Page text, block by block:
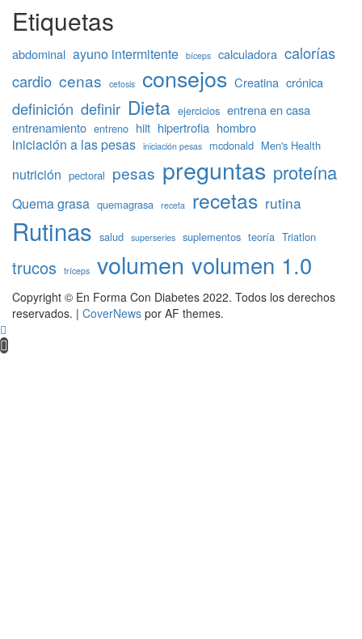
Etiquetas
abdominal ayuno intermitente bíceps calculadora calorías
cardio cenas cetosis consejos Creatina crónica
definición definir Dieta ejercicios entrena en casa
entrenamiento entreno hiit hipertrofia hombro
iniciación a las pesas iniciación pesas mcdonald Men's Health
nutrición pectoral pesas preguntas proteína
Quema grasa quemagrasa receta recetas rutina
Rutinas salud superseries suplementos teoría Triatlon
trucos tríceps volumen volumen 1.0
Copyright © En Forma Con Diabetes 2022. Todos los derechos
reservados. | CoverNews por AF themes.